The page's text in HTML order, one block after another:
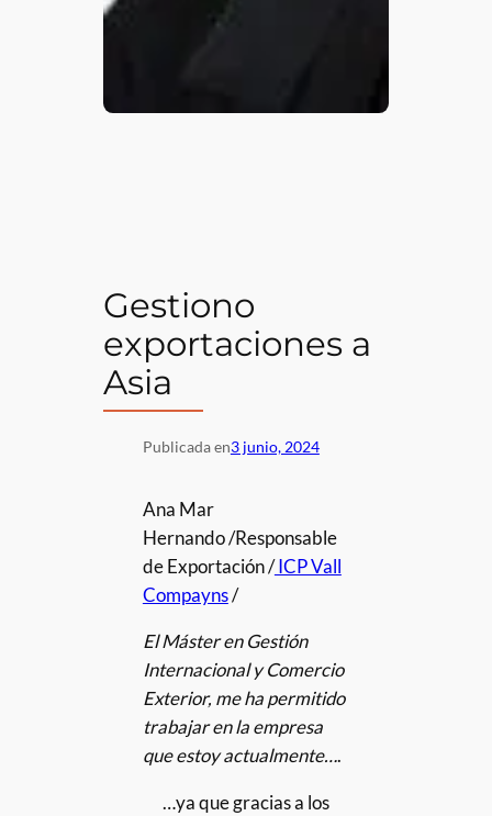
Gestiono
exportaciones a
Asia
Publicada en3 junio, 2024
Ana Mar
Hernando /Responsable
de Exportación /ICP Vall
Compayns/
El Máster en Gestión
Internacional y Comercio
Exterior, me ha permitido
trabajar en la empresa
que estoy actualmente….
…ya que gracias a los